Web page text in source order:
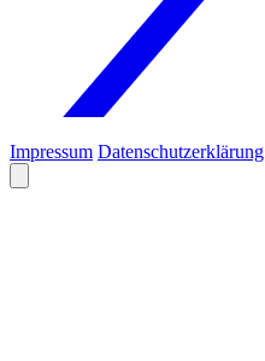
Impressum Datenschutzerklärung